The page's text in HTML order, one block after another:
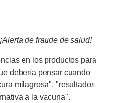
de fraude de salud!
en los productos para
debería pensar cuando
milagrosa", "resultados
a la vacuna".